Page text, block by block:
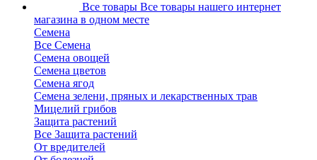
Все товары Все товары нашего интернет
магазина в одном месте
Семена
Все Семена
Семена овощей
Семена цветов
Семена ягод
Семена зелени, пряных и лекарственных трав
Мицелий грибов
Защита растений
Все Защита растений
От вредителей